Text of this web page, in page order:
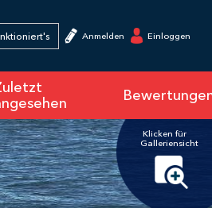
Anmelden Einloggen
Klicken für
Galleriensicht